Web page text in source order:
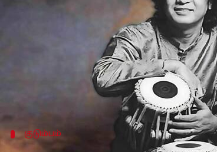
உலகப் புகழ்பெற்ற தபேலா
அவர் கடுமையான
அறிக்கைகளின்படி,
இதயம் மற்றும் நுரையீரல்
குடும்பம்